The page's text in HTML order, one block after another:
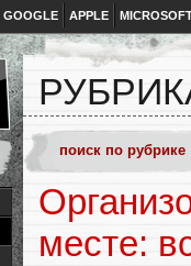
GOOGLE APPLE
месте: